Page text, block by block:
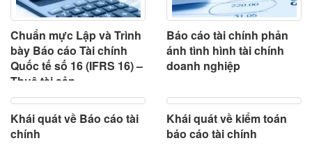
Chuẩn mực Lập và Trình
bày Báo cáo Tài chính
Quốc tế số 16 (IFRS 16) –
Thuê tài sản
Báo cáo tài chính phản
ánh tình hình tài chính
doanh nghiệp
Khái quát về Báo cáo tài
chính
Khái quát về kiểm toán
báo cáo tài chính